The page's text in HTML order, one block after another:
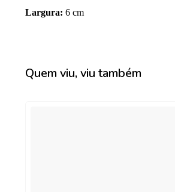
Largura: 6 cm
Quem viu, viu também